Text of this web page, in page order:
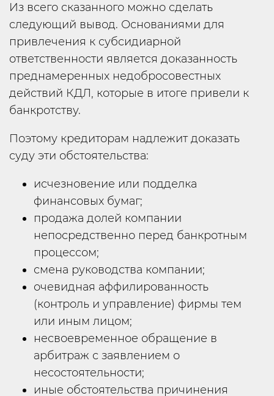
Из всего сказанного можно сделать
следующий вывод. Основаниями для
привлечения к субсидиарной
ответственности является доказанность
преднамеренных недобросовестных
действий КДЛ, которые в итоге привели к
банкротству.
Поэтому кредиторам надлежит доказать
суду эти обстоятельства:
исчезновение или подделка
финансовых бумаг;
продажа долей компании
непосредственно перед банкротным
процессом;
смена руководства компании;
очевидная аффилированность
(контроль и управление) фирмы тем
или иным лицом;
несвоевременное обращение в
арбитраж с заявлением о
несостоятельности;
иные обстоятельства причинения